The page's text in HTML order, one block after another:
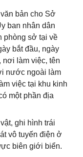
bản cho Sở
ban nhân dân
phòng sở tại về
bắt đầu, ngày
nơi làm việc, tên
nước ngoài làm
việc tại khu kinh
một phần địa
ghi hình trái
vô tuyến điện ở
biên giới biển.